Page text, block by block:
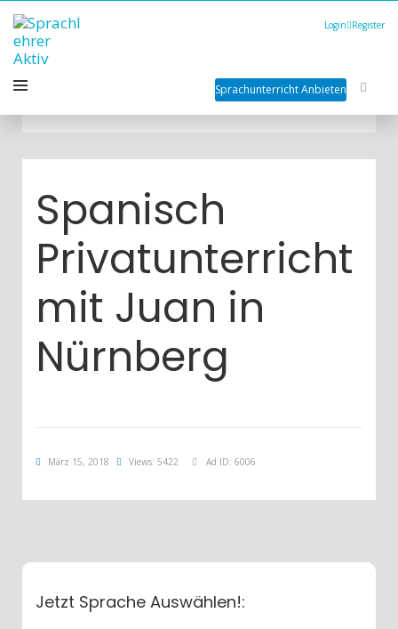
Login Register
Sprachunterricht Anbieten
Spanisch
Privatunterricht
mit Juan in
Nürnberg
März 15, 2018 Views: 5422 Ad ID: 6006
Jetzt Sprache Auswählen!: